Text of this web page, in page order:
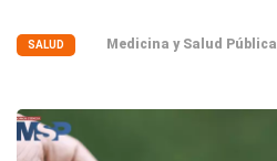
SALUD Medicina y Salud Pública